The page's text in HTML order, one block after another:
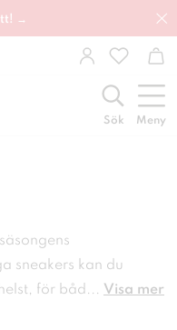
→
Sök Meny
sneakers kan du
för båd ... Visa mer